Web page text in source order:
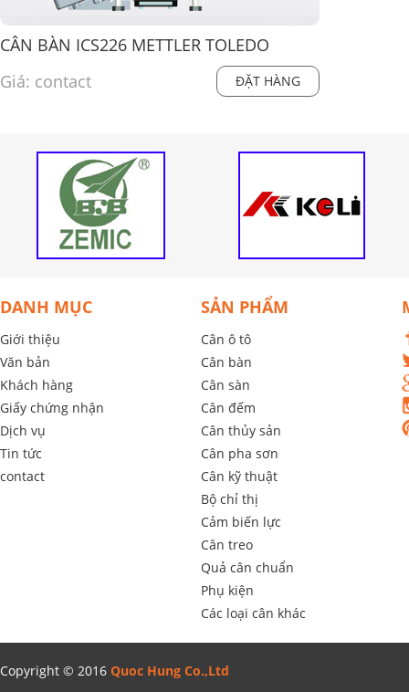
CÂN BÀN ICS226 METTLER TOLEDO
Giá: contact
ĐẶT HÀNG
DANH MỤC
Giới thiệu
Văn bản
Khách hàng
Giấy chứng nhận
Dịch vụ
Tin tức
contact
SẢN PHẨM
Cân ô tô
Cân bàn
Cân sàn
Cân đếm
Cân thủy sản
Cân pha sơn
Cân kỹ thuật
Bộ chỉ thị
Cảm biến lực
Cân treo
Quả cân chuẩn
Phụ kiện
Các loại cân khác
Copyright © 2016 Quoc Hung Co.,Ltd